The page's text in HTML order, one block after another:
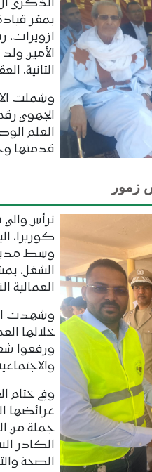
ازويرات،
الأمين
الثانية،
وشملت
العلم
قدمتها
زمور
ترأس والي
كوريرا،
وسط
الشغل،
العمالية
وشهدت
خلالها
ورفعوا
وفي ختام
عرائضها
جملة من
الكادر
الصحة